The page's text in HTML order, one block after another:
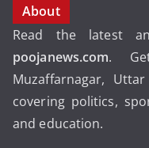
About
Read the latest
poojanews.com.
Muzaffarnagar,
covering politics,
and education.